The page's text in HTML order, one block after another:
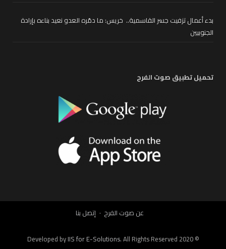
بدء أعمال تزفيت جسر القاسمية.. خريس: ما دمّره العدو نعيد بناءه بإرادة
الجنوبيين
تحميل تطبيق صوت الفرح
عن صوت الفرح إتصل بنا
© Developed by
IIS for E-Solutions. All Rights Reserved 2020